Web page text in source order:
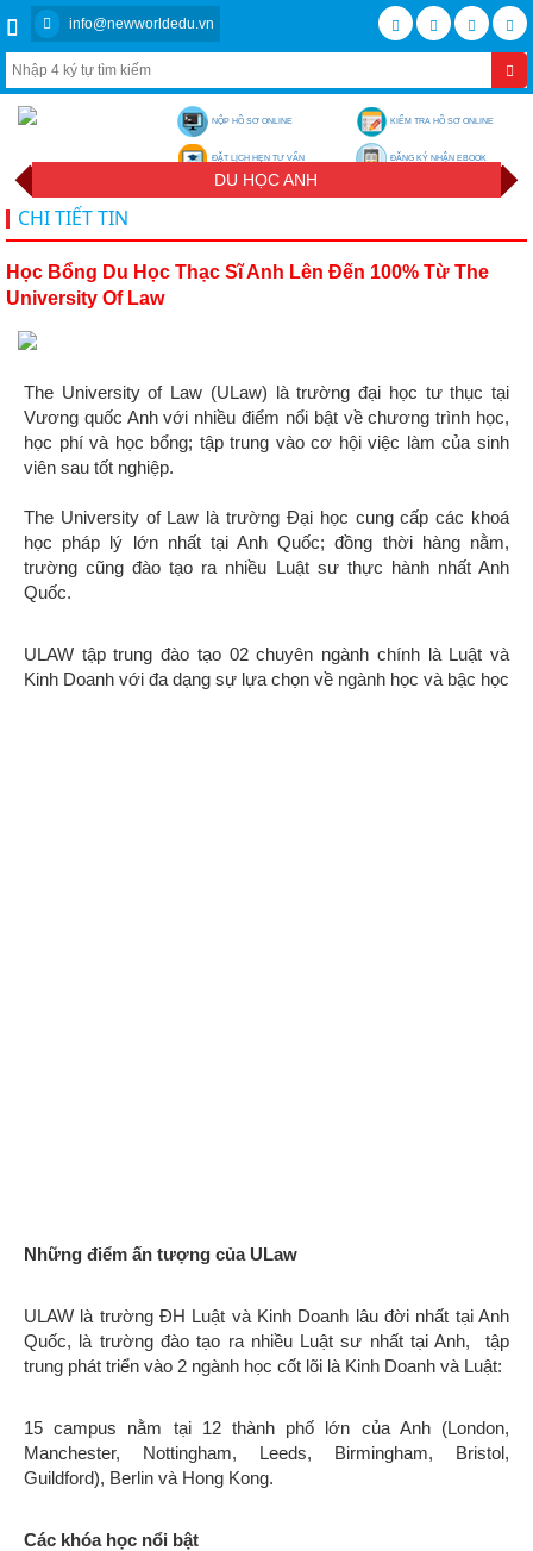
info@newworldedu.vn
NỘP HỒ SƠ ONLINE KIỂM TRA HỒ SƠ ONLINE
ĐẶT LỊCH HẸN TƯ VẤN ĐĂNG KÝ NHẬN EBOOK
DU HỌC ANH
CHI TIẾT TIN
Học Bổng Du Học Thạc Sĩ Anh Lên Đến 100% Từ The
University Of Law
The University of Law (ULaw) là trường đại học tư thục tại
Vương quốc Anh với nhiều điểm nổi bật về chương trình học,
học phí và học bổng; tập trung vào cơ hội việc làm của sinh
viên sau tốt nghiệp.
The University of Law là trường Đại học cung cấp các khoá
học pháp lý lớn nhất tại Anh Quốc; đồng thời hàng nằm,
trường cũng đào tạo ra nhiều Luật sư thực hành nhất Anh
Quốc.
ULAW tập trung đào tạo 02 chuyên ngành chính là Luật và
Kinh Doanh với đa dạng sự lựa chọn về ngành học và bậc học
Những điểm ấn tượng của ULaw
ULAW là trường ĐH Luật và Kinh Doanh lâu đời nhất tại Anh
Quốc, là trường đào tạo ra nhiều Luật sư nhất tại Anh, tập
trung phát triển vào 2 ngành học cốt lõi là Kinh Doanh và Luật:
15 campus nằm tại 12 thành phố lớn của Anh (London,
Manchester, Nottingham, Leeds, Birmingham, Bristol,
Guildford), Berlin và Hong Kong.
Các khóa học nổi bật